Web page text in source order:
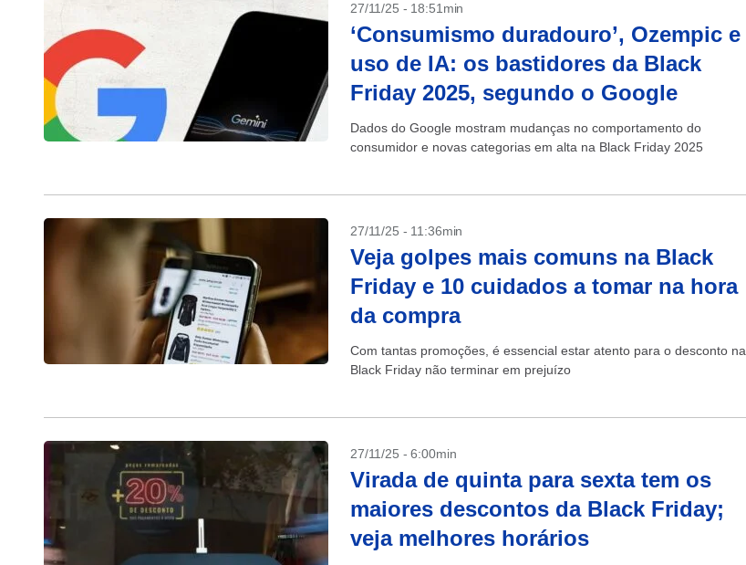
27/11/25 - 18:51min
‘Consumismo duradouro’, Ozempic e
uso de IA: os bastidores da Black
Friday 2025, segundo o Google
Dados do Google mostram mudanças no comportamento do
consumidor e novas categorias em alta na Black Friday 2025
27/11/25 - 11:36min
Veja golpes mais comuns na Black
Friday e 10 cuidados a tomar na hora
da compra
Com tantas promoções, é essencial estar atento para o desconto na
Black Friday não terminar em prejuízo
27/11/25 - 6:00min
Virada de quinta para sexta tem os
maiores descontos da Black Friday;
veja melhores horários